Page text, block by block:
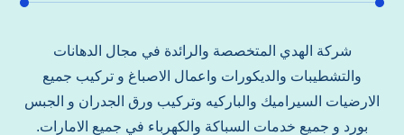
شركة الهدي المتخصصة والرائدة في مجال الدهانات
والتشطيبات والديكورات واعمال الاصباغ و تركيب جميع
الارضيات السيراميك والباركيه وتركيب ورق الجدران و الجبس
بورد و جميع خدمات السباكة والكهرباء في جميع الامارات.